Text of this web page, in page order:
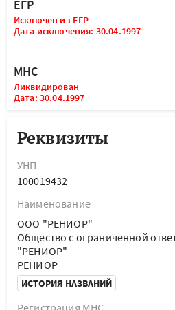
ЕГР
Исключен из ЕГР
Дата исключения: 30.04.1997
МНС
Ликвидирован
Дата: 30.04.1997
Реквизиты
УНП
100019432
Наименование
ООО "РЕНИОР"
Общество с ограниченной
"РЕНИОР"
РЕНИОР
ИСТОРИЯ НАЗВАНИЙ
Регистрация МНС